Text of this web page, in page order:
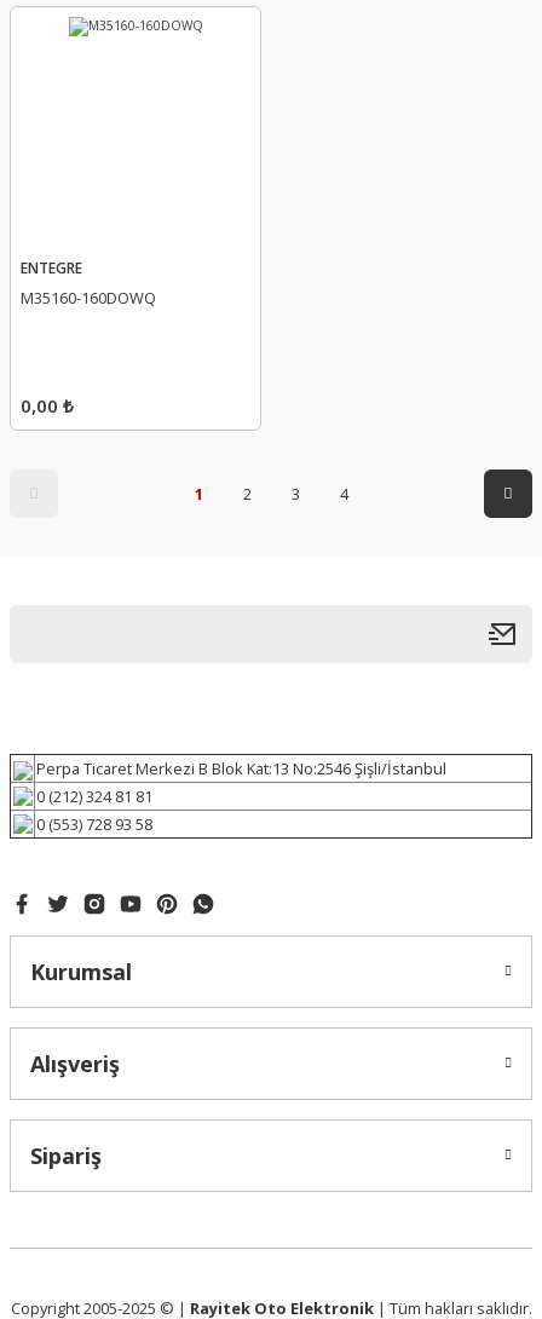
ENTEGRE
M35160-160DOWQ
0,00 ₺
1 2 3 4
Perpa Ticaret Merkezi B Blok Kat:13 No:2546 Şişli/İstanbul
0 (212) 324 81 81
0 (553) 728 93 58
Kurumsal
Alışveriş
Sipariş
Copyright 2005-2025 © | Rayitek Oto Elektronik| Tüm hakları saklıdır.